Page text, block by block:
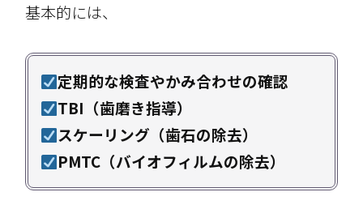
基本的には、
定期的な検査やかみ合わせの確認
TBI（歯磨き指導）
スケーリング（歯石の除去）
PMTC（バイオフィルムの除去）